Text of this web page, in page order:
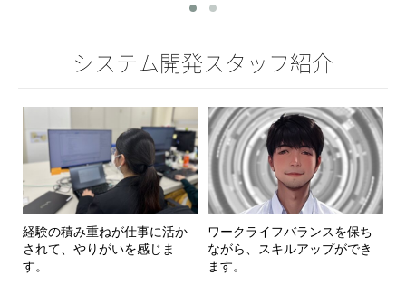
システム開発スタッフ紹介
経験の積み重ねが仕事に活か
されて、やりがいを感じま
す。
ワークライフバランスを保ち
ながら、スキルアップができ
ます。